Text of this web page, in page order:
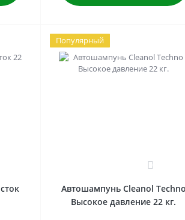
Популярный
Автошампунь Cleanol Techno
Высокое давление 22 кг.